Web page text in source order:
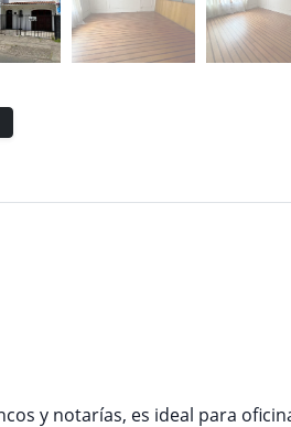
y notarías, es ideal para